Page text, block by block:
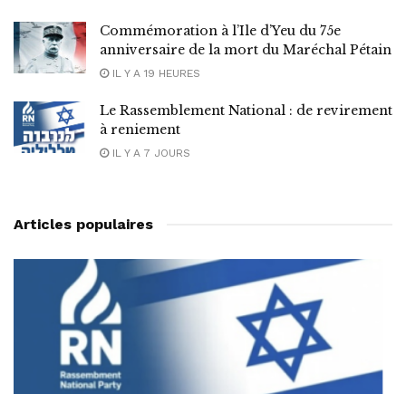
Commémoration à l’Ile d’Yeu du 75e
anniversaire de la mort du Maréchal Pétain
IL Y A 19 HEURES
Le Rassemblement National : de revirement
à reniement
IL Y A 7 JOURS
Articles populaires